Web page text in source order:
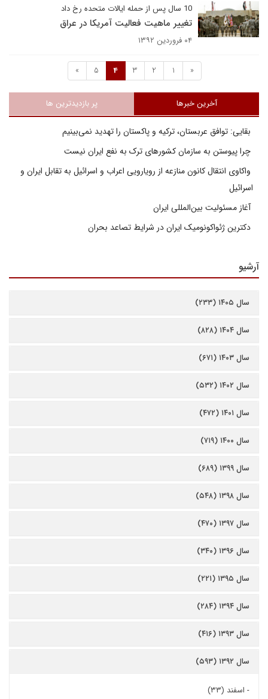
10 سال پس از حمله ایالات متحده رخ داد
تغییر ماهیت فعالیت آمریکا در عراق
۰۴ فروردین ۱۳۹۲
«
1
2
3
4
5
»
آخرین خبرها پر بازدیدترین ها
بقایی: توافق عربستان، ترکیه و پاکستان را تهدید نمی‌بینیم
چرا پیوستن به سازمان کشورهای ترک به نفع ایران نیست
واکاوی انتقال کانون منازعه از رویارویی اعراب و اسرائیل به تقابل ایران و
اسرائیل
آغاز مسئولیت بین‌المللی ایران
دکترین ژئواکونومیک ایران در شرایط تصاعد بحران
آرشیو
سال ۱۴۰۵ (۲۳۳)
سال ۱۴۰۴ (۸۲۸)
سال ۱۴۰۳ (۶۷۱)
سال ۱۴۰۲ (۵۳۲)
سال ۱۴۰۱ (۴۷۲)
سال ۱۴۰۰ (۷۱۹)
سال ۱۳۹۹ (۶۸۹)
سال ۱۳۹۸ (۵۴۸)
سال ۱۳۹۷ (۴۷۰)
سال ۱۳۹۶ (۳۴۰)
سال ۱۳۹۵ (۲۲۱)
سال ۱۳۹۴ (۲۸۴)
سال ۱۳۹۳ (۴۱۶)
سال ۱۳۹۲ (۵۹۳)
- اسفند (۳۳)